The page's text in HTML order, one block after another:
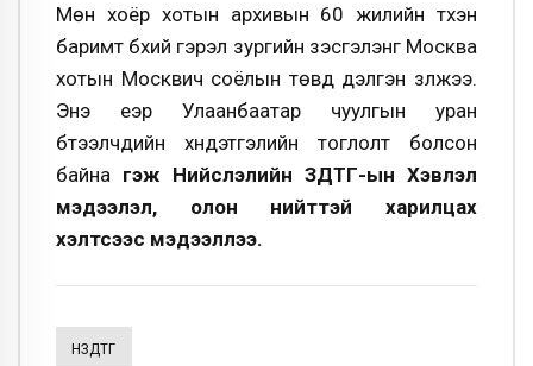
Мөн хоёр хотын архивын 60 жилийн түүхэн
баримт бүхий гэрэл зургийн үзэсгэлэнг Москва
хотын Москвич соёлын төвд дэлгэн үзүүлжээ.
Энэ үеэр Улаанбаатар чуулгын уран
бүтээлчдийн хүндэтгэлийн тоглолт болсон
байна гэж Нийслэлийн ЗДТГ-ын Хэвлэл
мэдээлэл, олон нийттэй харилцах
хэлтсээс мэдээллээ.
НЗДТГ